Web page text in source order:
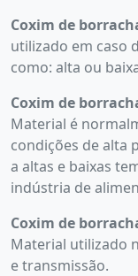
Coxim de
utilizado em caso
como: alta ou
Coxim de
Material é
condições de alta
a altas e baixas
indústria de
Coxim de
Material utilizado
e transmissão.